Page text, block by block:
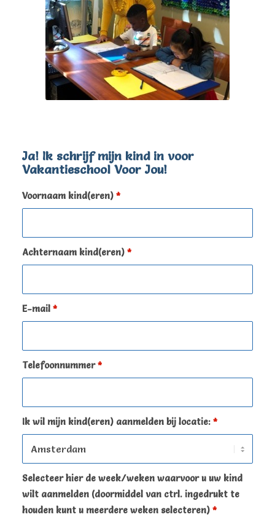
Ja! Ik schrijf mijn kind in voor
Vakantieschool Voor Jou!
Voornaam kind(eren) *
Achternaam kind(eren) *
E-mail *
Telefoonnummer*
Ik wil mijn kind(eren) aanmelden bij locatie: *
Selecteer hier de week/weken waarvoor u uw kind
wilt aanmelden (doormiddel van ctrl. ingedrukt te
houden kunt u meerdere weken selecteren) *